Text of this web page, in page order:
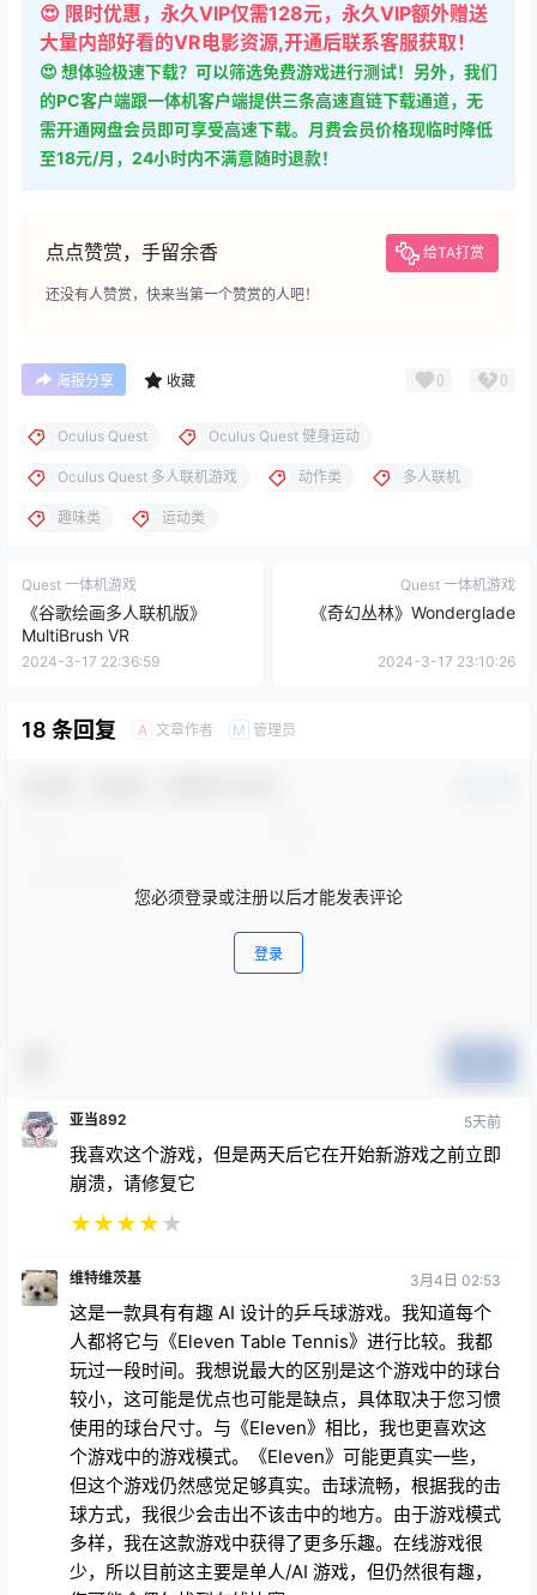
😍 限时优惠，永久VIP仅需128元，永久VIP额外赠送
大量内部好看的VR电影资源,开通后联系客服获取！
😍 想体验极速下载？可以筛选免费游戏进行测试！另外，我们
的PC客户端跟一体机客户端提供三条高速直链下载通道，无
需开通网盘会员即可享受高速下载。月费会员价格现临时降低
至18元/月，24小时内不满意随时退款！
点点赞赏，手留余香 给TA打赏
还没有人赞赏，快来当第一个赞赏的人吧！
海报分享 收藏 0 0
Oculus Quest Oculus Quest 健身运动
Oculus Quest 多人联机游戏 动作类 多人联机
趣味类 运动类
Quest 一体机游戏
《谷歌绘画多人联机版》
MultiBrush VR
2024-3-17 22:36:59
Quest 一体机游戏
《奇幻丛林》Wonderglade
2024-3-17 23:10:26
18 条回复 A 文章作者 M 管理员
您必须登录或注册以后才能发表评论
登录
亚当892 5天前
我喜欢这个游戏，但是两天后它在开始新游戏之前立即
崩溃，请修复它
★★★★★
维特维茨基 3月4日 02:53
这是一款具有有趣 AI 设计的乒乓球游戏。我知道每个
人都将它与《Eleven Table Tennis》进行比较。我都
玩过一段时间。我想说最大的区别是这个游戏中的球台
较小，这可能是优点也可能是缺点，具体取决于您习惯
使用的球台尺寸。与《Eleven》相比，我也更喜欢这
个游戏中的游戏模式。《Eleven》可能更真实一些，
但这个游戏仍然感觉足够真实。击球流畅，根据我的击
球方式，我很少会击出不该击中的地方。由于游戏模式
多样，我在这款游戏中获得了更多乐趣。在线游戏很
少，所以目前这主要是单人/AI 游戏，但仍然很有趣，